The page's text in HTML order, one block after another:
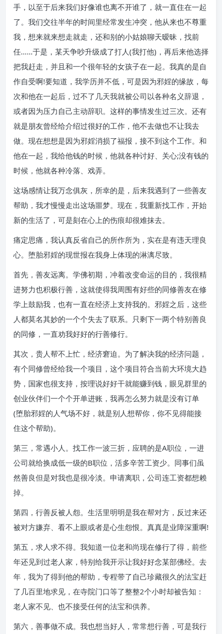
手，以至于后来我们好像谁也离不开谁了，就一直住在一起
了。我们交往半年的时间里经常发生冲突，他从来也不尊重
我，想来就来想走就走，还和别的小姑娘聊天暧昧，找前
任……于是，某天争吵升级成了打人(我打他)，再后来他选择
把我赶走，并且和一个很年轻的女孩子在一起。我真的是自
作自受啊!要知道，我学历并不低，可是因为邪婬的缘故，每
次和他在一起后，过不了几天我就被公司以各种名义辞退，
或者因为压力自己主动辞职。这样的事情发生过三次。还有
就是朋友曾经给介绍过很好的工作，他不去做也不让我去
做。现在想想是因为邪婬消损了福报，接不到这个工作。和
他在一起，我给他钱的时候，他就各种讨好、关心;没有钱的
时候，他就各种冷落、戏弄。
这场感情让我万念俱灰，所幸的是，后来我遇到了一些善友
帮助，我才慢慢走出这场噩梦。现在，我重新找工作，开始
新的生活了，可是刻在心上的伤痕却很难抹去。
痛定思痛，我认真反省自己的所作所为，实在是有违天理良
心。堕胎邪婬的现世报在我身上体现的淋漓尽致。
首先，善友远离。学佛初期，冲着改变命运的目的，我很精
进努力也积极行善，这就使得我周围有好些的同修善友在修
学上鼓励我，也有一直在经济上支持我的。邪婬之后，这些
人都莫名其妙的一个个失去了联系。只剩下一两个特别善良
的同修，一直劝我好好的行善修行。
其次，贵人帮不上忙，经济窘迫。为了解决我的经济问题，
有个同修曾经给我一个项目，这个项目符合当前大环境大趋
势，国家也很支持，按理说好好干就能赚到钱，眼见群里的
创业伙伴们一个个开单进账，我再怎么努力就是没有订单
(堕胎邪婬的人气场不好，就是别人想帮你，你不见得能接
住这个帮助)。
第三，常遇小人。找工作一波三折，应聘的是A职位，一进
公司就给换成低一级的B职位，活多辛苦工资少。同事们虽
然善良但是对我也是很冷淡。申请离职，公司连工资都想赖
掉。
第四，行善反被人怨。生活里明明是我在帮对方，反过来还
被对方嫌弃、看不上眼或者是心生怨恨。真真是业障深重啊!
第五，求人求不得。我知道一位老和尚现在修行了得，前些
年还见到过老人家，特别给我开示让我好好念某部佛经。去
年，我为了得到他的帮助，专程带了自己珍藏很久的法宝赶
了几百里地求见，在寺院门口等了整整2个小时却被告知：
老人家不见、也不接受任何的法宝和供养。
第六，善事做不成。我也想当好人，常常想行善，可是我行